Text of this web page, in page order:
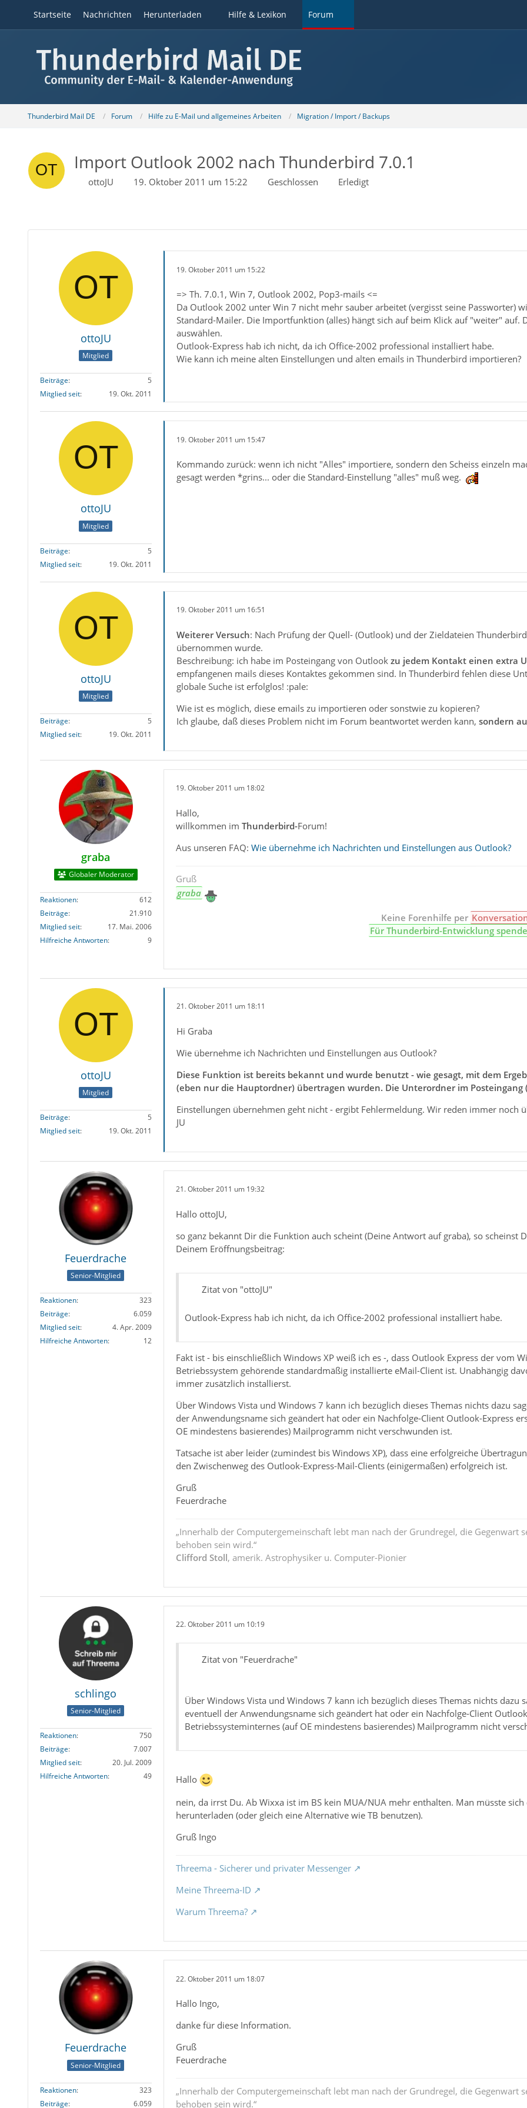
Startseite Nachrichten Herunterladen Hilfe & Lexikon Forum
Thunderbird Mail DE Forum Hilfe zu E-Mail und allgemeines Arbeiten Migration / Import / Backups
Import Outlook 2002 nach Thunderbird 7.0.1
ottoJU 19. Oktober 2011 um 15:22 Geschlossen Erledigt
ottoJU
Mitglied
Beiträge
5
Mitglied seit
19. Okt. 2011
19. Oktober 2011 um 15:22
=> Th. 7.0.1, Win 7, Outlook 2002, Pop3-mails <=
Da Outlook 2002 unter Win 7 nicht mehr sauber arbeitet (vergisst seine Passworter)
Standard-Mailer. Die Importfunktion (alles) hängt sich auf beim Klick auf "weiter" auf.
auswählen.
Outlook-Express hab ich nicht, da ich Office-2002 professional installiert habe.
Wie kann ich meine alten Einstellungen und alten emails in Thunderbird importieren?
ottoJU
Mitglied
Beiträge
5
Mitglied seit
19. Okt. 2011
19. Oktober 2011 um 15:47
Kommando zurück: wenn ich nicht "Alles" importiere, sondern den Scheiss einzeln
gesagt werden *grins... oder die Standard-Einstellung "alles" muß weg.
ottoJU
Mitglied
Beiträge
5
Mitglied seit
19. Okt. 2011
19. Oktober 2011 um 16:51
Weiterer Versuch: Nach Prüfung der Quell- (Outlook) und der Zieldateien
übernommen wurde.
Beschreibung: ich habe im Posteingang von Outlook zu jedem Kontakt einen extra
empfangenen mails dieses Kontaktes gekommen sind. In Thunderbird fehlen diese
globale Suche ist erfolglos! :pale:
Wie ist es möglich, diese emails zu importieren oder sonstwie zu kopieren?
Ich glaube, daß dieses Problem nicht im Forum beantwortet werden kann, sondern
graba
Globaler Moderator
Reaktionen
612
Beiträge
21.910
Mitglied seit
17. Mai. 2006
Hilfreiche Antworten
9
19. Oktober 2011 um 18:02
Hallo,
willkommen im Thunderbird-Forum!
Aus unseren FAQ: Wie übernehme ich Nachrichten und Einstellungen aus Outlook?
Gruß
graba
Keine Forenhilfe per
Für Thunderbird-Entwicklung
ottoJU
Mitglied
Beiträge
5
Mitglied seit
19. Okt. 2011
21. Oktober 2011 um 18:11
Hi Graba
Wie übernehme ich Nachrichten und Einstellungen aus Outlook?
Diese Funktion ist bereits bekannt und wurde benutzt - wie gesagt, mit dem
(eben nur die Hauptordner) übertragen wurden. Die Unterordner im Posteingang
Einstellungen übernehmen geht nicht - ergibt Fehlermeldung. Wir reden immer noch
JU
Feuerdrache
Senior-Mitglied
Reaktionen
323
Beiträge
6.059
Mitglied seit
4. Apr. 2009
Hilfreiche Antworten
12
21. Oktober 2011 um 19:32
Hallo ottoJU,
so ganz bekannt Dir die Funktion auch scheint (Deine Antwort auf graba), so scheinst
Deinem Eröffnungsbeitrag:
Zitat von "ottoJU"
Outlook-Express hab ich nicht, da ich Office-2002 professional installiert habe.
Fakt ist - bis einschließlich Windows XP weiß ich es -, dass Outlook Express der vom
Betriebssystem gehörende standardmäßig installierte eMail-Client ist. Unabhängig
immer zusätzlich installierst.
Über Windows Vista und Windows 7 kann ich bezüglich dieses Themas nichts dazu
der Anwendungsname sich geändert hat oder ein Nachfolge-Client Outlook-Express
OE mindestens basierendes) Mailprogramm nicht verschwunden ist.
Tatsache ist aber leider (zumindest bis Windows XP), dass eine erfolgreiche
den Zwischenweg des Outlook-Express-Mail-Clients (einigermaßen) erfolgreich ist.
Gruß
Feuerdrache
„Innerhalb der Computergemeinschaft lebt man nach der Grundregel, die Gegenwart
behoben sein wird.“
Clifford Stoll, amerik. Astrophysiker u. Computer-Pionier
schlingo
Senior-Mitglied
Reaktionen
750
Beiträge
7.007
Mitglied seit
20. Jul. 2009
Hilfreiche Antworten
49
22. Oktober 2011 um 10:19
Zitat von "Feuerdrache"
Über Windows Vista und Windows 7 kann ich bezüglich dieses Themas nichts dazu
eventuell der Anwendungsname sich geändert hat oder ein Nachfolge-Client
Betriebssysteminternes (auf OE mindestens basierendes) Mailprogramm nicht
Hallo
nein, da irrst Du. Ab Wixxa ist im BS kein MUA/NUA mehr enthalten. Man müsste sich
herunterladen (oder gleich eine Alternative wie TB benutzen).
Gruß Ingo
Threema - Sicherer und privater Messenger
Meine Threema-ID
Warum Threema?
Feuerdrache
Senior-Mitglied
Reaktionen
323
Beiträge
6.059
22. Oktober 2011 um 18:07
Hallo Ingo,
danke für diese Information.
Gruß
Feuerdrache
„Innerhalb der Computergemeinschaft lebt man nach der Grundregel, die Gegenwart
behoben sein wird.“